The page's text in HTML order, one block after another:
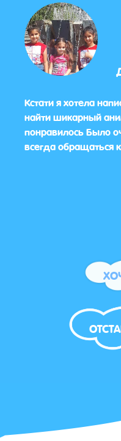
Кстати я хотела
найти шикарный
понравилось Было
всегда обращаться